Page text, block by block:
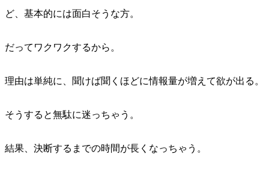
ど、基本的には面白そうな方。
だってワクワクするから。
理由は単純に、聞けば聞くほどに情報量が増えて欲が出る。
そうすると無駄に迷っちゃう。
結果、決断するまでの時間が長くなっちゃう。